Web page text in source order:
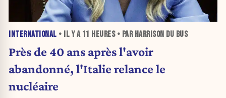
INTERNATIONAL • IL Y A 11 HEURES• PAR HARRISON DU BUS
Près de 40 ans après l'avoir
abandonné, l'Italie relance le
nucléaire